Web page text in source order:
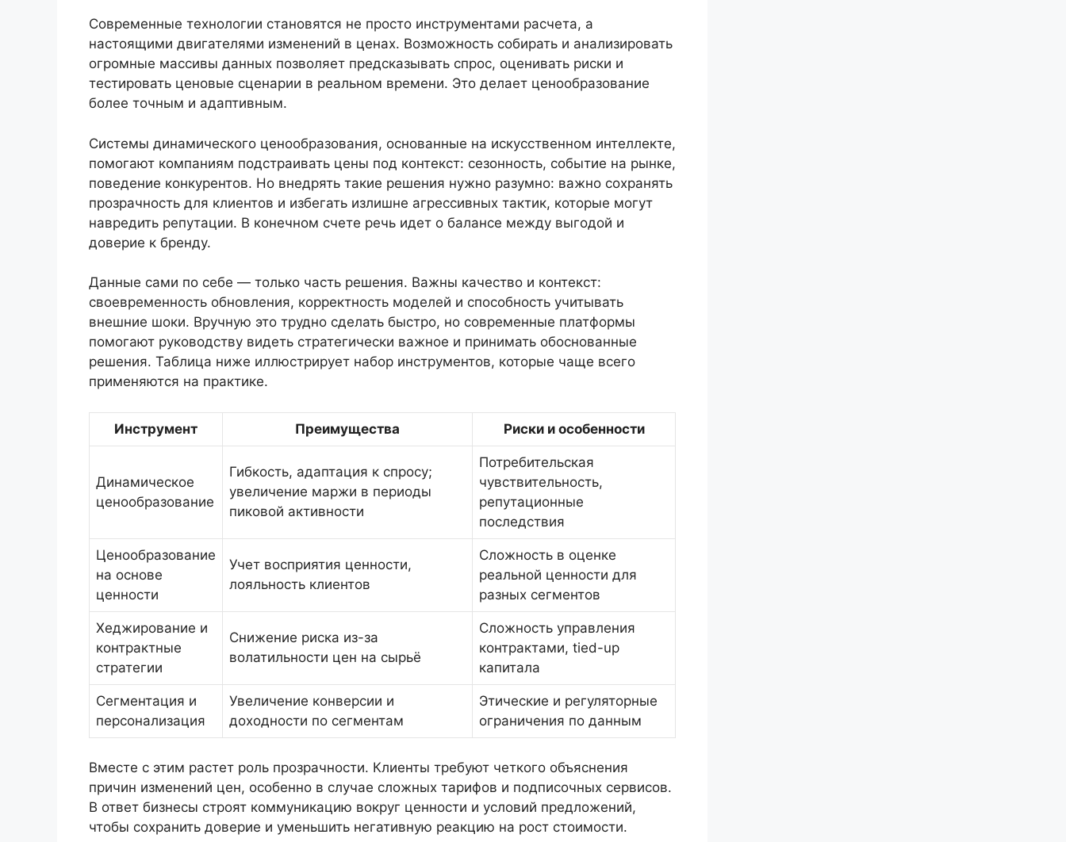
Современные технологии становятся не просто инструментами расчета, а
настоящими двигателями изменений в ценах. Возможность собирать и анализировать
огромные массивы данных позволяет предсказывать спрос, оценивать риски и
тестировать ценовые сценарии в реальном времени. Это делает ценообразование
более точным и адаптивным.
Системы динамического ценообразования, основанные на искусственном интеллекте,
помогают компаниям подстраивать цены под контекст: сезонность, событие на рынке,
поведение конкурентов. Но внедрять такие решения нужно разумно: важно сохранять
прозрачность для клиентов и избегать излишне агрессивных тактик, которые могут
навредить репутации. В конечном счете речь идет о балансе между выгодой и
доверие к бренду.
Данные сами по себе — только часть решения. Важны качество и контекст:
своевременность обновления, корректность моделей и способность учитывать
внешние шоки. Вручную это трудно сделать быстро, но современные платформы
помогают руководству видеть стратегически важное и принимать обоснованные
решения. Таблица ниже иллюстрирует набор инструментов, которые чаще всего
применяются на практике.
Инструмент Преимущества Риски и особенности
Динамическое
ценообразование
Гибкость, адаптация к спросу;
увеличение маржи в периоды
пиковой активности
Потребительская
чувствительность,
репутационные
последствия
Ценообразование
на основе
ценности
Учет восприятия ценности,
лояльность клиентов
Сложность в оценке
реальной ценности для
разных сегментов
Хеджирование и
контрактные
стратегии
Снижение риска из-за
волатильности цен на сырьё
Сложность управления
контрактами, tied-up
капитала
Сегментация и
персонализация
Увеличение конверсии и
доходности по сегментам
Этические и регуляторные
ограничения по данным
Вместе с этим растет роль прозрачности. Клиенты требуют четкого объяснения
причин изменений цен, особенно в случае сложных тарифов и подписочных сервисов.
В ответ бизнесы строят коммуникацию вокруг ценности и условий предложений,
чтобы сохранить доверие и уменьшить негативную реакцию на рост стоимости.